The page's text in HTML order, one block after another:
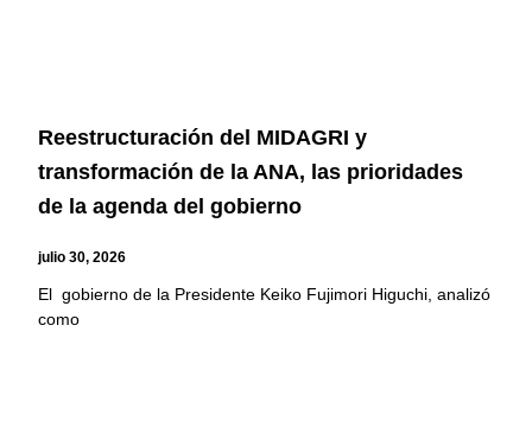
Reestructuración del MIDAGRI y
transformación de la ANA, las prioridades
de la agenda del gobierno
julio 30, 2026
El gobierno de la Presidente Keiko Fujimori Higuchi, analizó
como